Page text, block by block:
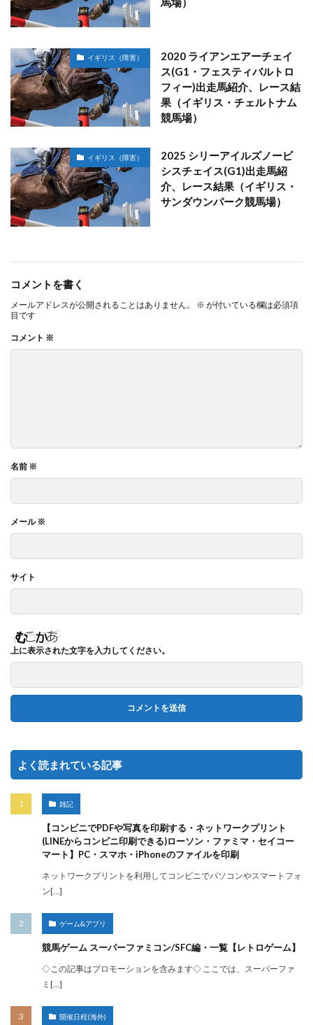
イギリス（障害）
2020 ライアンエアーチェイ
ス(G1・フェスティバルトロ
フィー)出走馬紹介、レース結
果（イギリス・チェルトナム
競馬場）
イギリス（障害）
2025 シリーアイルズノービ
シスチェイス(G1)出走馬紹
介、レース結果（イギリス・
サンダウンパーク競馬場）
コメントを書く
メールアドレスが公開されることはありません。 ※ が付いている欄は必須項
目です
コメント ※
名前 ※
メール※
サイト
上に表示された文字を入力してください。
よく読まれている記事
雑記
【コンビニでPDFや写真を印刷する・ネットワークプリント
(LINEからコンビニ印刷できる)ローソン・ファミマ・セイコー
マート】PC・スマホ・iPhoneのファイルを印刷
ネットワークプリントを利用してコンビニでパソコンやスマートフォ
ン[…]
ゲーム&アプリ
競馬ゲーム スーパーファミコン/SFC編・一覧【レトロゲーム】
◇この記事はプロモーションを含みます◇ ここでは、スーパーファ
ミ[…]
開催日程(海外)